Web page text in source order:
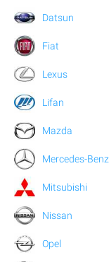
Datsun
Fiat
Lexus
Lifan
Mazda
Mercedes-Benz
Mitsubishi
Nissan
Opel